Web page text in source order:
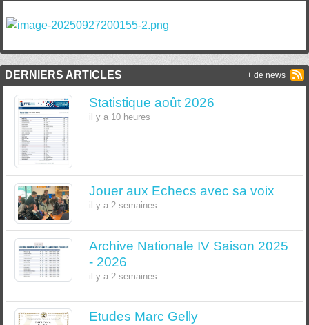
DERNIERS ARTICLES
Statistique août 2026
il y a 10 heures
Jouer aux Echecs avec sa voix
il y a 2 semaines
Archive Nationale IV Saison 2025
- 2026
il y a 2 semaines
Etudes Marc Gelly
+ de news